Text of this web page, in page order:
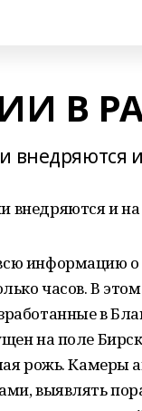
В
внедряются
внедряются и
информацию о
часов. В
в
на поле
рожь. Камеры
выявлять